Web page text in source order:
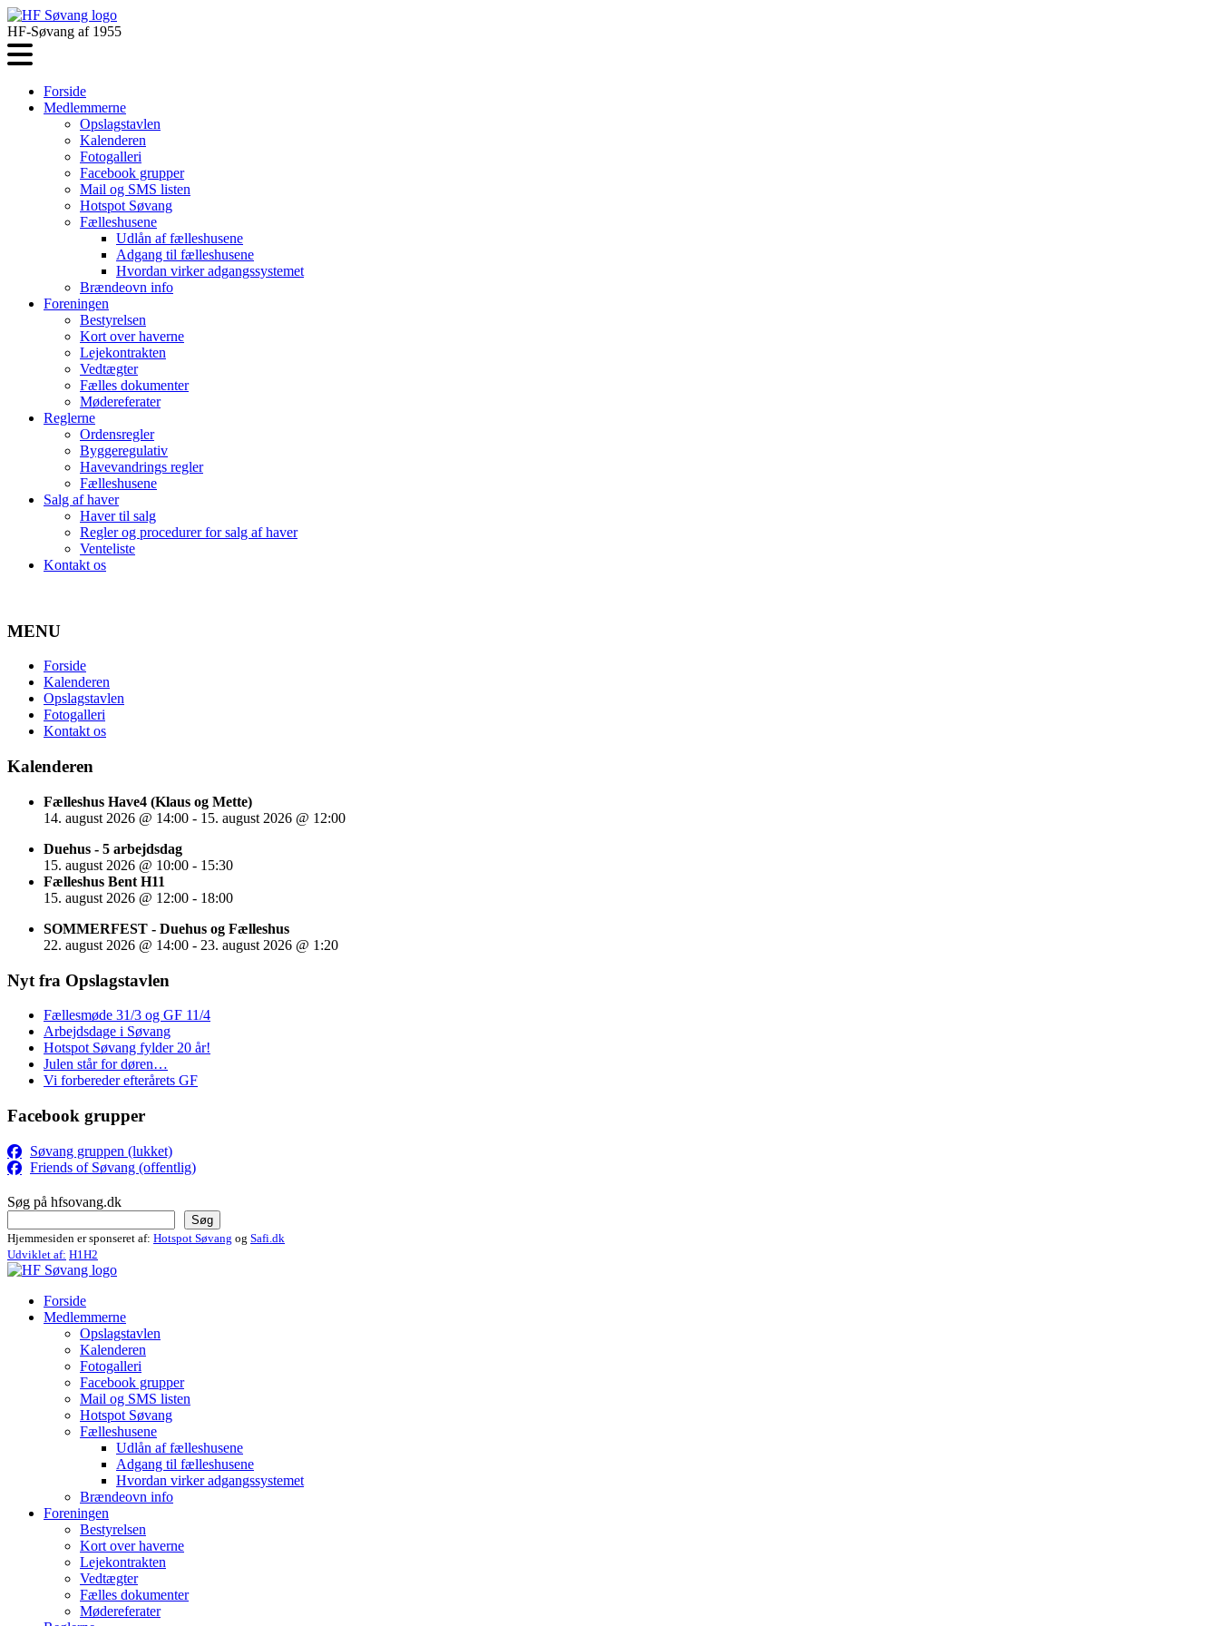
HF-Søvang af 1955
Forside
Medlemmerne
Opslagstavlen
Kalenderen
Fotogalleri
Facebook grupper
Mail og SMS listen
Hotspot Søvang
Fælleshusene
Udlån af fælleshusene
Adgang til fælleshusene
Hvordan virker adgangssystemet
Brændeovn info
Foreningen
Bestyrelsen
Kort over haverne
Lejekontrakten
Vedtægter
Fælles dokumenter
Mødereferater
Reglerne
Ordensregler
Byggeregulativ
Havevandrings regler
Fælleshusene
Salg af haver
Haver til salg
Regler og procedurer for salg af haver
Venteliste
Kontakt os
MENU
Forside
Kalenderen
Opslagstavlen
Fotogalleri
Kontakt os
Kalenderen
Fælleshus Have4 (Klaus og Mette)
14. august 2026 @ 14:00 - 15. august 2026 @ 12:00
Duehus - 5 arbejdsdag
15. august 2026 @ 10:00 - 15:30
Fælleshus Bent H11
15. august 2026 @ 12:00 - 18:00
SOMMERFEST - Duehus og Fælleshus
22. august 2026 @ 14:00 - 23. august 2026 @ 1:20
Nyt fra Opslagstavlen
Fællesmøde 31/3 og GF 11/4
Arbejdsdage i Søvang
Hotspot Søvang fylder 20 år!
Julen står for døren…
Vi forbereder efterårets GF
Facebook grupper
Søvang gruppen (lukket)
Friends of Søvang (offentlig)
Søg på hfsovang.dk
Søg
Hjemmesiden er sponseret af: Hotspot Søvang og Safi.dk
Udviklet af: H1H2
Forside
Medlemmerne
Opslagstavlen
Kalenderen
Fotogalleri
Facebook grupper
Mail og SMS listen
Hotspot Søvang
Fælleshusene
Udlån af fælleshusene
Adgang til fælleshusene
Hvordan virker adgangssystemet
Brændeovn info
Foreningen
Bestyrelsen
Kort over haverne
Lejekontrakten
Vedtægter
Fælles dokumenter
Mødereferater